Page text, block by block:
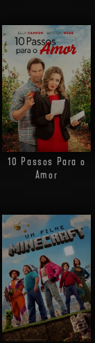
10 Passos Para o
Amor